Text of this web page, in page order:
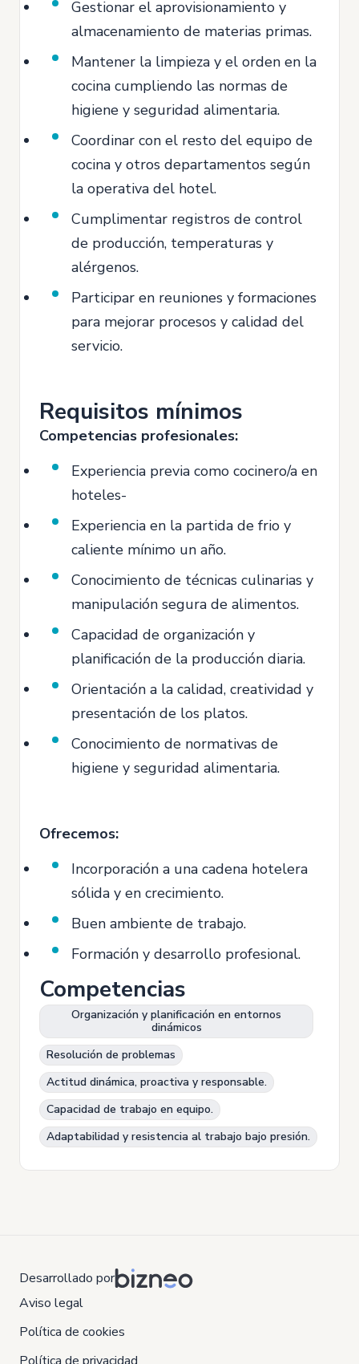
Gestionar el aprovisionamiento y
almacenamiento de materias primas.
Mantener la limpieza y el orden en la
cocina cumpliendo las normas de
higiene y seguridad alimentaria.
Coordinar con el resto del equipo de
cocina y otros departamentos según
la operativa del hotel.
Cumplimentar registros de control
de producción, temperaturas y
alérgenos.
Participar en reuniones y formaciones
para mejorar procesos y calidad del
servicio.
Requisitos mínimos
Competencias profesionales:
Experiencia previa como cocinero/a en
hoteles-
Experiencia en la partida de frio y
caliente mínimo un año.
Conocimiento de técnicas culinarias y
manipulación segura de alimentos.
Capacidad de organización y
planificación de la producción diaria.
Orientación a la calidad, creatividad y
presentación de los platos.
Conocimiento de normativas de
higiene y seguridad alimentaria.
Ofrecemos:
Incorporación a una cadena hotelera
sólida y en crecimiento.
Buen ambiente de trabajo.
Formación y desarrollo profesional.
Competencias
Organización y planificación en entornos
dinámicos
Resolución de problemas
Actitud dinámica, proactiva y responsable.
Capacidad de trabajo en equipo.
Adaptabilidad y resistencia al trabajo bajo presión.
Desarrollado por
Aviso legal
Política de cookies